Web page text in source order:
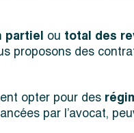
partiel ou total des
proposons des
opter pour des
par l’avocat,